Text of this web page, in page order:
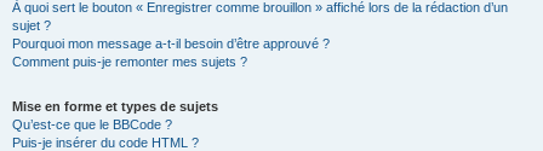
À quoi sert le bouton « Enregistrer comme brouillon » affiché lors de la rédaction d’un
sujet ?
Pourquoi mon message a-t-il besoin d’être approuvé ?
Comment puis-je remonter mes sujets ?
Mise en forme et types de sujets
Qu’est-ce que le BBCode ?
Puis-je insérer du code HTML ?